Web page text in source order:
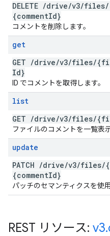
DELETE /drive/v3/files/
{commentId}
コメントを削除します。
get
GET /drive/v3/files/
Id}
ID でコメントを取得します。
list
GET /drive/v3/files/
ファイルのコメントを一覧表
update
PATCH /drive/v3/files/
{commentId}
パッチのセマンティクスを使
REST リソース: v3.